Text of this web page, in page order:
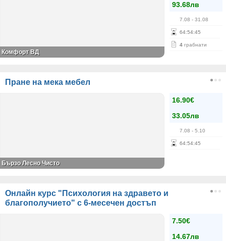
93.68лв
7.08 - 31.08
64:54:44
4 грабнати
Комфорт ВД
Пране на мека мебел
16.90€
33.05лв
7.08 - 5.10
64:54:44
Бързо Лесно Чисто
Онлайн курс "Психология на здравето и
благополучието" с 6-месечен достъп
7.50€
14.67лв